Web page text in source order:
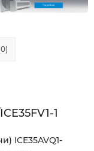
1
ICE35AVQ1-